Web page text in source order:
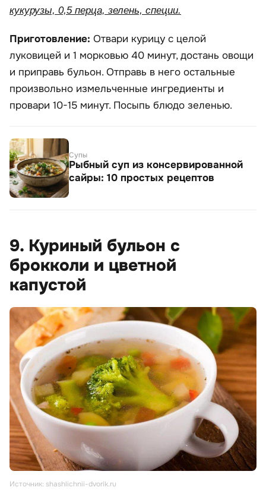
кукурузы, 0,5 перца, зелень, специи.
Приготовление: Отвари курицу с целой
луковицей и 1 морковью 40 минут, достань овощи
и приправь бульон. Отправь в него остальные
произвольно измельченные ингредиенты и
провари 10-15 минут. Посыпь блюдо зеленью.
Супы
Рыбный суп из консервированной
сайры: 10 простых рецептов
9. Куриный бульон с
брокколи и цветной
капустой
Источник: shashlichnii-dvorik.ru